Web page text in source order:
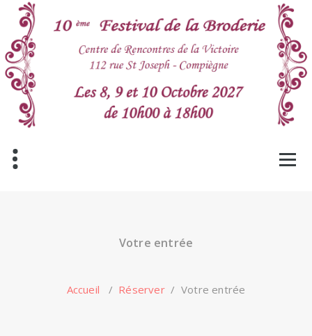
Aller
contenu
Votre entrée
Accueil / Réserver/ Votre entrée